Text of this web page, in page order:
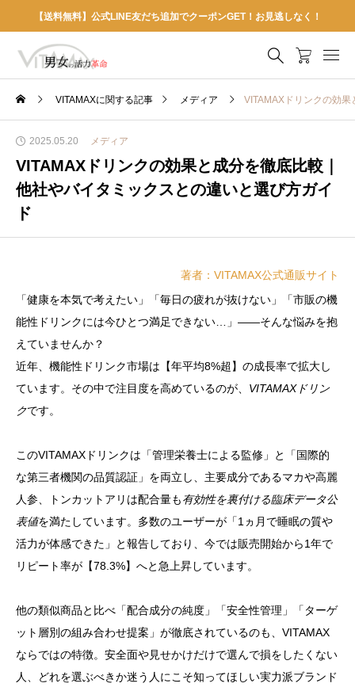
【送料無料】公式LINE友だち追加でクーポンGET！お見逃しなく！
VITAMAXに関する記事 メディア VITAMAXドリンクの効
2025.05.20 メディア
VITAMAXドリンクの効果と成分を徹底比較｜
他社やバイタミックスとの違いと選び方ガイ
ド
著者：VITAMAX公式通販サイト
「健康を本気で考えたい」「毎日の疲れが抜けない」「市販の機
能性ドリンクには今ひとつ満足できない…」——そんな悩みを抱
えていませんか？
近年、機能性ドリンク市場は【年平均8%超】の成長率で拡大し
ています。その中で注目度を高めているのが、 VITAMAXドリン
クです。
このVITAMAXドリンクは「管理栄養士による監修」と「国際的
な第三者機関の品質認証」を両立し、主要成分であるマカや高麗
人参、トンカットアリは配合量も有効性を裏付ける臨床データ公
表値を満たしています。多数のユーザーが「1ヵ月で睡眠の質や
活力が体感できた」と報告しており、今では販売開始から1年で
リピート率が【78.3%】へと急上昇しています。
他の類似商品と比べ「配合成分の純度」「安全性管理」「ターゲ
ット層別の組み合わせ提案」が徹底されているのも、VITAMAX
ならではの特徴。安全面や見せかけだけで選んで損をしたくない
人、どれを選ぶべきか迷う人にこそ知ってほしい実力派ブランド